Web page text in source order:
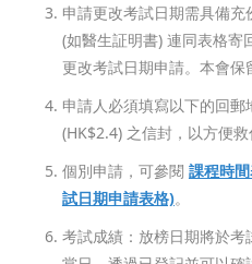
申請更改考試日期需具備
(如醫生証明書) 連同表格寄
更改考試日期申請。本會保
申請人必須填寫以下的回
(HK$2.4) 之信封，以方便救
個別申請，可參閱 課程時
試日期申請表格)。
考試成績：放榜日期將於